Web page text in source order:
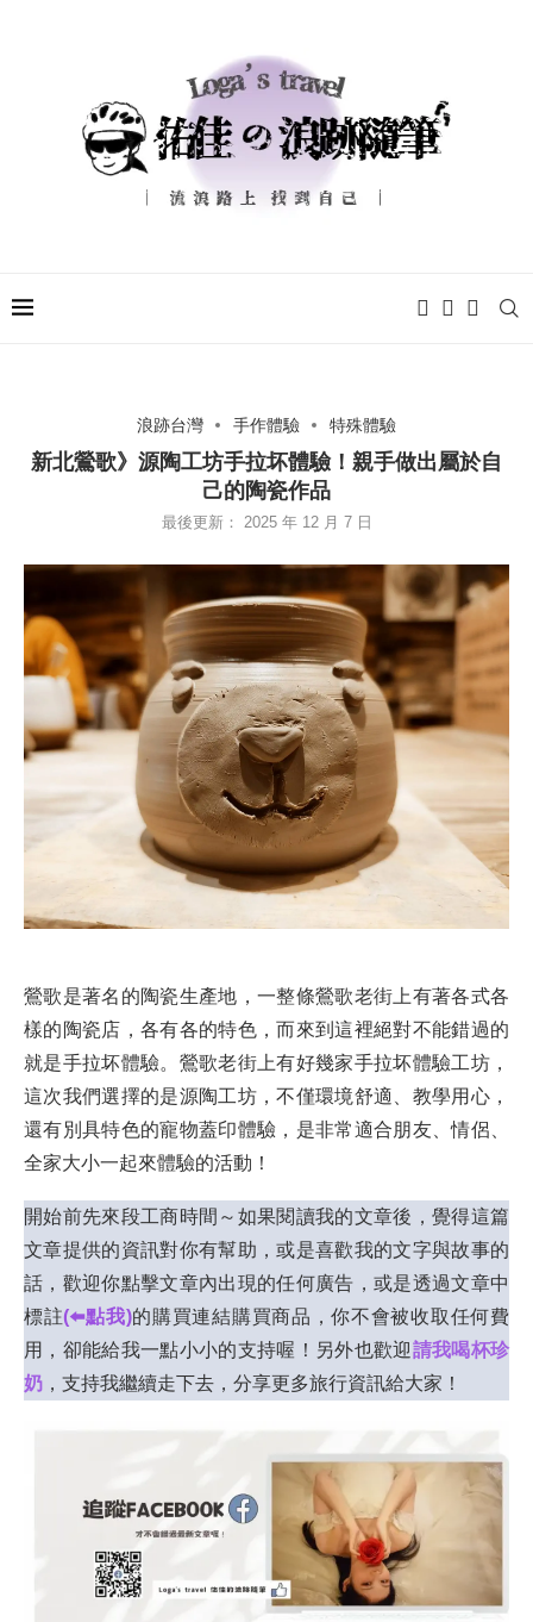
浪跡台灣 手作體驗 特殊體驗
新北鶯歌》源陶工坊手拉坏體驗！親手做出屬於自
己的陶瓷作品
最後更新： 2025 年 12 月 7 日
鶯歌是著名的陶瓷生產地，一整條鶯歌老街上有著各式各
樣的陶瓷店，各有各的特色，而來到這裡絕對不能錯過的
就是手拉坏體驗。鶯歌老街上有好幾家手拉坏體驗工坊，
這次我們選擇的是源陶工坊，不僅環境舒適、教學用心，
還有別具特色的寵物蓋印體驗，是非常適合朋友、情侶、
全家大小一起來體驗的活動！
開始前先來段工商時間～如果閱讀我的文章後，覺得這篇
文章提供的資訊對你有幫助，或是喜歡我的文字與故事的
話，歡迎你點擊文章內出現的任何廣告，或是透過文章中
標註(⬅️點我)的購買連結購買商品，你不會被收取任何費
用，卻能給我一點小小的支持喔！另外也歡迎請我喝杯珍
奶 ，支持我繼續走下去，分享更多旅行資訊給大家！